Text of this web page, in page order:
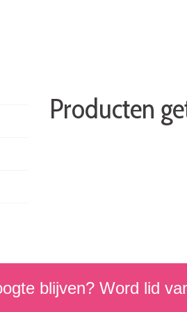
Producten
blijven? Word lid